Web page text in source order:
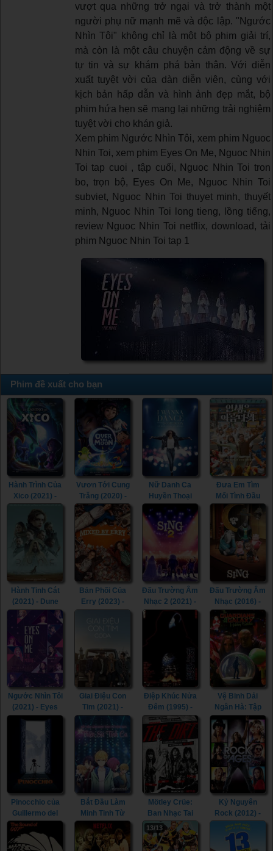
vượt qua những trở ngại và trở thành một
người phụ nữ mạnh mẽ và độc lập. "Ngước
Nhìn Tôi" không chỉ là một bộ phim giải trí,
mà còn là một câu chuyện cảm động về sự
tự tin và sự khám phá bản thân. Với diễn
xuất tuyệt vời của dàn diễn viên, cùng với
kịch bản hấp dẫn và hình ảnh đẹp mắt, bộ
phim hứa hẹn sẽ mang lại những trải nghiệm
tuyệt vời cho khán giả.
Xem phim Ngước Nhìn Tôi, xem phim Nguoc
Nhin Toi, xem phim Eyes On Me, Nguoc Nhin
Toi tap cuoi , tập cuối, Nguoc Nhin Toi tron
bo, trọn bộ, Eyes On Me, Nguoc Nhin Toi
subviet, Nguoc Nhin Toi thuyet minh, thuyết
minh, Nguoc Nhin Toi long tieng, lồng tiếng,
review Nguoc Nhin Toi netflix, download, tải
phim Nguoc Nhin Toi tap 1
Phim đề xuất cho bạn
Hành Trình Của
Xico (2021) -
(2021)
Vươn Tới Cung
Trăng (2020) -
Over the Moon
(2020)
Nữ Danh Ca
Huyền Thoại
(2022) - Whitney
Houston: I
Wanna Dance
with Somebody
Đưa Em Tìm
Mối Tình Đầu
(2022) - Life Is
Beautiful (2022)
Hành Tinh Cát
(2021) - Dune
(2021)
Bản Phối Của
Erry (2023) -
Đấu Trường Âm
Nhạc 2 (2021) -
Sing 2 (2021)
Đấu Trường Âm
Nhạc (2016) -
Sing (2016)
Ngước Nhìn Tôi
(2021) - Eyes
Giai Điệu Con
Tim (2021) -
CODA (2021)
Điệp Khúc Nửa
Đêm (1995) -
The Phantom
Lover (1995)
Vệ Binh Dải
Ngân Hà: Tập
Đặc Biệt (2022)
- The Guardians
of the Galaxy
Holiday Special
(2022)
Pinocchio của
Guillermo del
Toro (2022) -
Guillermo del
Toro’s
Bắt Đầu Làm
Minh Tinh Từ
Hôm Nay: Thiên
Sứ Tình Ca
(2021) - Super
Mötley Crüe:
Ban Nhạc Tai
Tiếng (2019) -
The Dirt (2019)
Kỷ Nguyên
Rock (2012) -
Rock Of Ages
(2012)
13/13